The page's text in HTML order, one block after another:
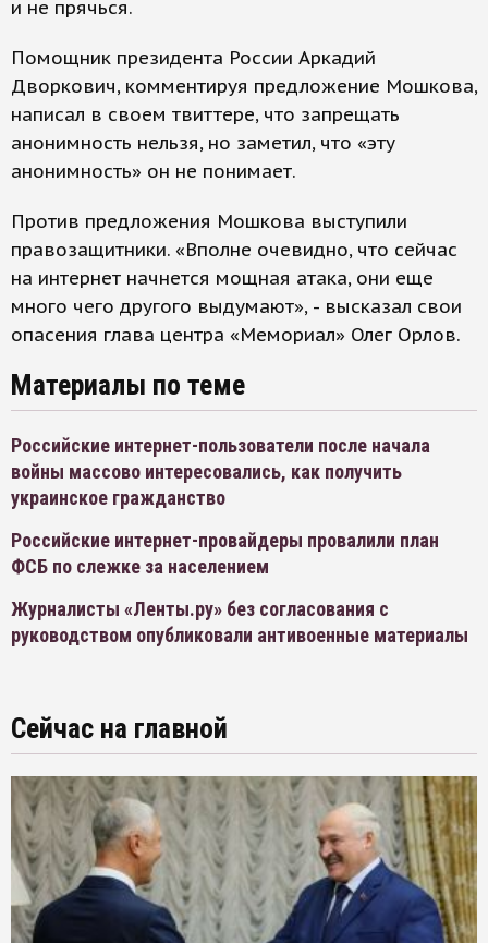
и не прячься.
Помощник президента России Аркадий
Дворкович, комментируя предложение Мошкова,
написал в своем твиттере, что запрещать
анонимность нельзя, но заметил, что «эту
анонимность» он не понимает.
Против предложения Мошкова выступили
правозащитники. «Вполне очевидно, что сейчас
на интернет начнется мощная атака, они еще
много чего другого выдумают», - высказал свои
опасения глава центра «Мемориал» Олег Орлов.
Материалы по теме
Российские интернет-пользователи после начала
войны массово интересовались, как получить
украинское гражданство
Российские интернет-провайдеры провалили план
ФСБ по слежке за населением
Журналисты «Ленты.ру» без согласования с
руководством опубликовали антивоенные материалы
Сейчас на главной